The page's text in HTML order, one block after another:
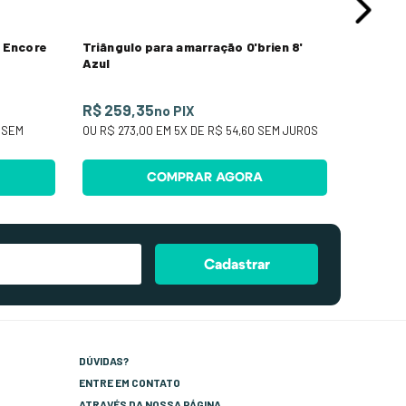
SEM
Triângulo para amarração O'brien 8'
Azul
R$ 259,35no PIX
OU R$ 273,00 EM 5X DE R$ 54,60 SEM JUROS
COMPRAR AGORA
Cadastrar
DÚVIDAS?
ENTRE EM CONTATO